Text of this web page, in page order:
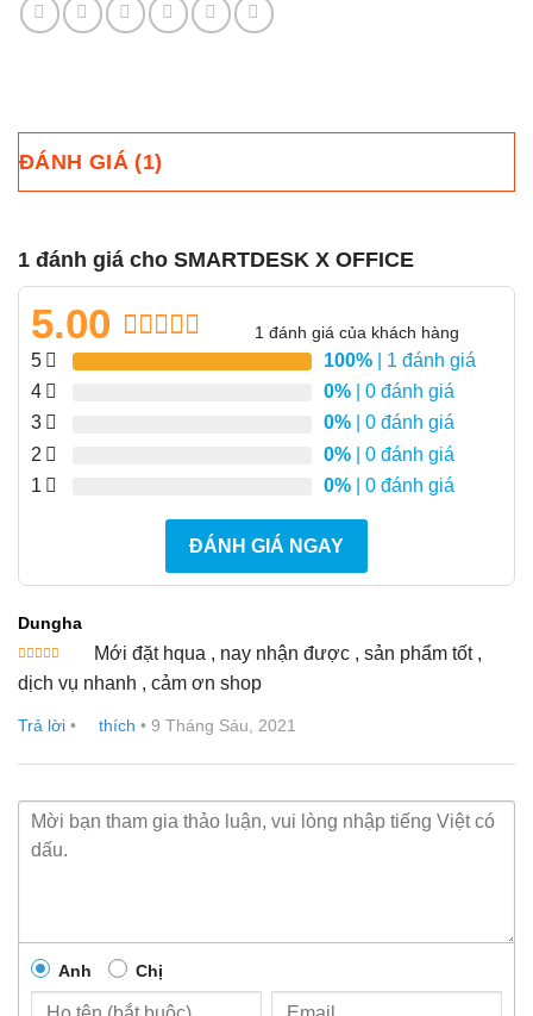
ĐÁNH GIÁ (1)
1 đánh giá cho SMARTDESK X OFFICE
5.00
5.00trên 5
1
1 đánh giá của khách hàng
5 100% | 1 đánh giá
4
0% | 0 đánh giá
3
0% | 0 đánh giá
2
0% | 0 đánh giá
1
0% | 0 đánh giá
ĐÁNH GIÁ NGAY
Dungha
Được xếp
hạng5 5
Mới đặt hqua , nay nhận được , sản phẩm tốt ,
dịch vụ nhanh , cảm ơn shop
Trả lời • thích • 9 Tháng Sáu, 2021
Anh Chị